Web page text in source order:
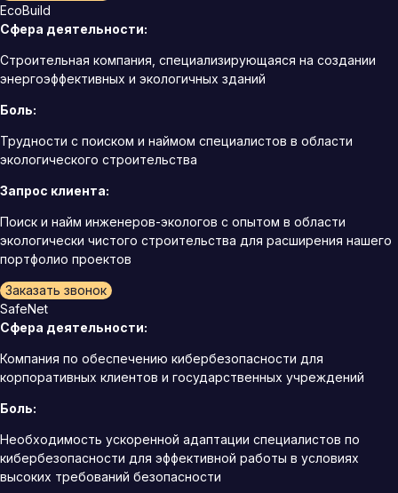
EcoBuild
Сфера деятельности:
Строительная компания, специализирующаяся на создании
энергоэффективных и экологичных зданий
Боль:
Трудности с поиском и наймом специалистов в области
экологического строительства
Запрос клиента:
Поиск и найм инженеров-экологов с опытом в области
экологически чистого строительства для расширения нашего
портфолио проектов
Заказать звонок
SafeNet
Сфера деятельности:
Компания по обеспечению кибербезопасности для
корпоративных клиентов и государственных учреждений
Боль:
Необходимость ускоренной адаптации специалистов по
кибербезопасности для эффективной работы в условиях
высоких требований безопасности